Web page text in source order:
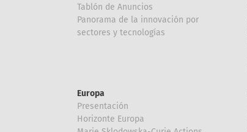
Tablón de Anuncios
Panorama de la innovación por
sectores y tecnologías
Europa
Presentación
Horizonte Europa